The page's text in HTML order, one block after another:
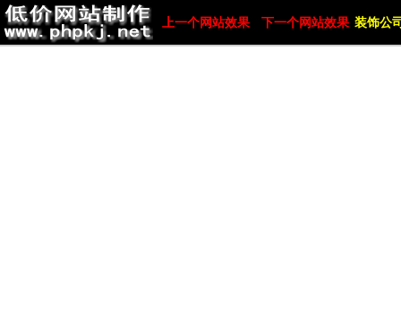
上一个网站效果 下一个网站效果 装饰公